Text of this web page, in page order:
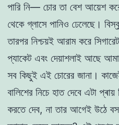
পারি নি— চোর তা বেশ আয়েশ
থেকে গ্লাসে পানিও ঢেলেছে।
তারপর নিশ্চয়ই আরাম করে
প্যাকেট এবং দেয়াশলাই আছে
সব কিছুই এই চোরের জানা।
বালিশের নিচে হাত দেবে এটা
করতে দেব, না তার আগেই উঠে